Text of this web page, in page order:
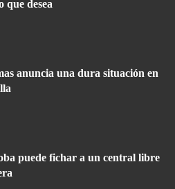
que desea
anuncia una dura situación en
puede fichar a un central libre